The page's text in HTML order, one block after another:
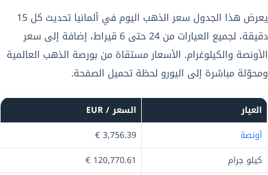
يعرض هذا الجدول سعر الذهب اليوم في ألمانيا تحديث كل 15
دقيقة، لجميع العيارات من 24 حتى 6 قيراط، إضافة إلى سعر
الأونصة والكيلوغرام. الأسعار مستقاة من بورصة الذهب العالمية
ومحوّلة مباشرة إلى اليورو لحظة تحميل الصفحة.
العيار
السعر / EUR
أونصة
3,756.39 €
كيلو جرام
120,770.61 €